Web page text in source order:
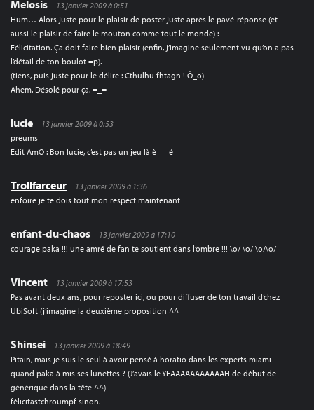
Melosis
13 janvier 2009 à 0:51
Hum… Alors juste pour le plaisir de poster juste après le pavé-réponse (et
aussi le plaisir de faire le mouton comme tout le monde) :
Félicitation. Ça doit faire bien plaisir (enfin, j’imagine seulement vu qu’on a pas
l’détail de ton boulot =p).
(tiens, puis juste pour le délire : Cthulhu fhtagn ! Ô_o)
Ahem. Désolé pour ça. =_=
lucie
13 janvier 2009 à 0:53
preums
Edit AmO : Bon lucie, c’est pas un jeu là è___é
Trollfarceur
13 janvier 2009 à 1:36
enfoire je te dois tout mon respect maintenant
enfant-du-chaos
13 janvier 2009 à 17:10
courage paka !!! une amré de fan te soutient dans l’ombre !!! \o/ \o/ \o/\o/
Vincent
13 janvier 2009 à 17:53
Pas avant deux ans, pour reposter ici, ou pour diffuser de ton travail d’chez
UbiSoft (j’imagine la deuxième proposition ^^
Shinsei
13 janvier 2009 à 18:49
Pitain, mais je suis le seul à avoir pensé à horatio dans les experts miami
quand paka à mis ses lunettes ? (J’avais le YEAAAAAAAAAAAH de début de
générique dans la tête ^^)
félicitastchroumpf sinon.